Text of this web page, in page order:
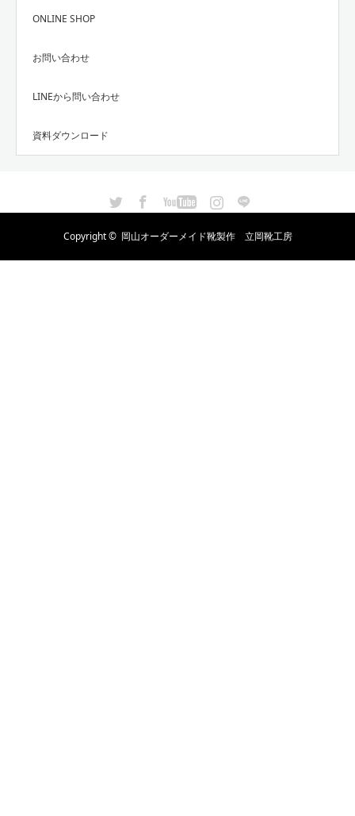
ONLINE SHOP
お問い合わせ
LINEから問い合わせ
資料ダウンロード
Instagram
Copyright © 岡山オーダーメイド靴製作 立岡靴工房